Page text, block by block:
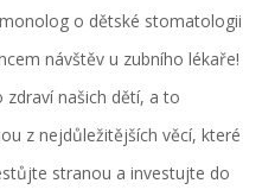
o dětské stomatologii
návštěv u zubního lékaře!
našich dětí, a to
z nejdůležitějších věcí, které
stranou a investujte do